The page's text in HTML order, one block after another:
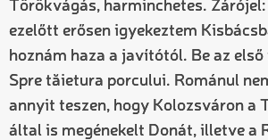
Törökvágás, harminchetes. Zárójel:
ezelőtt erősen igyekeztem
hoznám haza a javítótól. Be az
Spre tăietura porcului. Románul
annyit teszen, hogy Kolozsváron a
által is megénekelt Donát, illetve a